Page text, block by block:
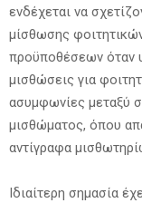
ενδέχεται να
μίσθωσης
προϋποθέσεων όταν
μισθώσεις για
ασυμφωνίες μεταξύ
μισθώματος, όπου
αντίγραφα
Ιδιαίτερη σημασία